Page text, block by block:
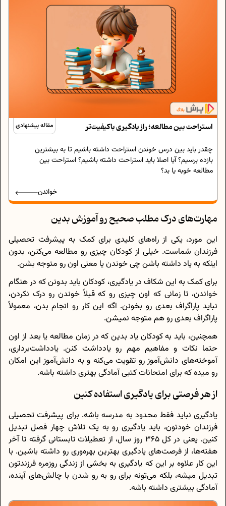
مقاله پیشنهادی استراحت بین مطالعه؛ راز یادگیری باکیفیت‌تر
چقدر باید بین درس خوندن استراحت داشته باشیم تا به بیشترین
بازده برسیم؟ آیا اصلا باید استراحت داشته باشیم؟ استراحت بین
مطالعه خوبه یا بد؟
خواندن
مهارت‌های درک مطلب صحیح رو آموزش بدین
این مورد، یکی از راه‌های کلیدی برای کمک به پیشرفت تحصیلی
فرزندان شماست. خیلی از کودکان چیزی رو مطالعه می‌کنن، بدون
اینکه به یاد داشته باشن چی خوندن یا معنی اون رو متوجه بشن.
برای کمک به این شکاف در یادگیری، کودکان باید بدونن که در هنگام
خواندن، تا زمانی که اون چیزی رو که قبلاً خوندن رو درک نکردن،
نباید پاراگراف بعدی رو بخونن. اگه این کار رو انجام بدن، معمولاً
پاراگراف بعدی رو هم متوجه نمیشن.
همچنین، باید به کودکان یاد بدین که در زمان مطالعه یا بعد از اون
حتما نکات و مفاهیم مهم رو یادداشت کنن. یادداشت‌برداری،
آموخته‌های دانش‌آموز رو تقویت می‌کنه و به دانش‌آموز این امکان
رو میده که برای امتحانات کتبی آمادگی بهتری داشته باشه.
از هر فرصتی برای یادگیری استفاده کنین
یادگیری نباید فقط محدود به مدرسه باشه. برای پیشرفت تحصیلی
فرزندان خودتون، باید یادگیری رو به یک تلاش چهار فصل تبدیل
کنین. یعنی در کل 365 روز سال، از تعطیلات تابستانی گرفته تا آخر
هفته‌ها، از فرصت‌های یادگیری بهترین بهره‌وری رو داشته باشین. با
این کار علاوه بر این که یادگیری به بخشی از زندگی روزمره فرزندتون
تبدیل میشه، بلکه می‌تونه برای رو به رو شدن با چالش‌های آینده،
آمادگی بیشتری داشته باشه.